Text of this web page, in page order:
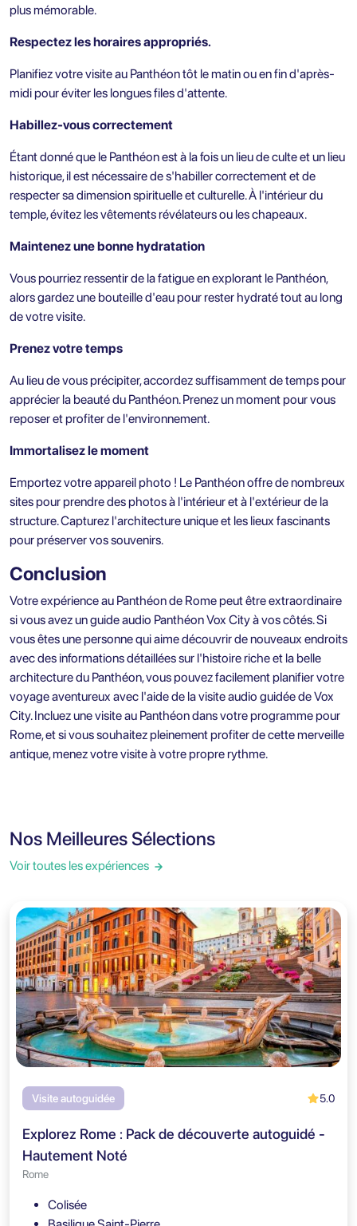
plus mémorable.
Respectez les horaires appropriés.
Planifiez votre visite au Panthéon tôt le matin ou en fin d'après-
midi pour éviter les longues files d'attente.
Habillez-vous correctement
Étant donné que le Panthéon est à la fois un lieu de culte et un lieu
historique, il est nécessaire de s'habiller correctement et de
respecter sa dimension spirituelle et culturelle. À l'intérieur du
temple, évitez les vêtements révélateurs ou les chapeaux.
Maintenez une bonne hydratation
Vous pourriez ressentir de la fatigue en explorant le Panthéon,
alors gardez une bouteille d'eau pour rester hydraté tout au long
de votre visite.
Prenez votre temps
Au lieu de vous précipiter, accordez suffisamment de temps pour
apprécier la beauté du Panthéon. Prenez un moment pour vous
reposer et profiter de l'environnement.
Immortalisez le moment
Emportez votre appareil photo ! Le Panthéon offre de nombreux
sites pour prendre des photos à l'intérieur et à l'extérieur de la
structure. Capturez l'architecture unique et les lieux fascinants
pour préserver vos souvenirs.
Conclusion
Votre expérience au Panthéon de Rome peut être extraordinaire
si vous avez un guide audio Panthéon Vox City à vos côtés. Si
vous êtes une personne qui aime découvrir de nouveaux endroits
avec des informations détaillées sur l'histoire riche et la belle
architecture du Panthéon, vous pouvez facilement planifier votre
voyage aventureux avec l'aide de la visite audio guidée de Vox
City. Incluez une visite au Panthéon dans votre programme pour
Rome, et si vous souhaitez pleinement profiter de cette merveille
antique, menez votre visite à votre propre rythme.
Nos Meilleures Sélections
Voir toutes les expériences
Visite autoguidée 5.0
Explorez Rome : Pack de découverte autoguidé -
Hautement Noté
Rome
Colisée